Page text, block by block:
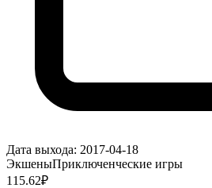
Дата выхода: 2017-04-18
ЭкшеныПриключенческие игры
115.62₽